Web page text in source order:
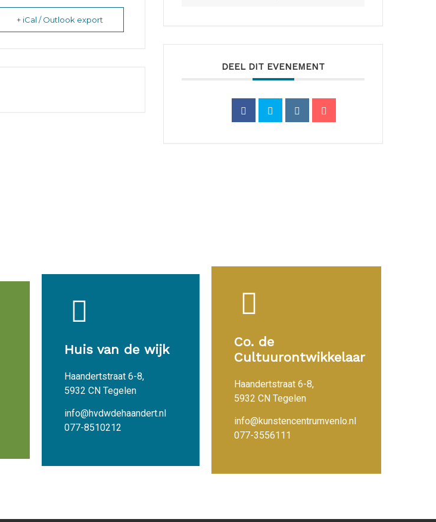
+ iCal / Outlook export
DEEL DIT EVENEMENT
Huis van de wijk
Haandertstraat 6-8,
5932 CN Tegelen
info@hvdwdehaandert.nl
077-8510212
Co. de
Cultuurontwikkelaar
Haandertstraat 6-8,
5932 CN Tegelen
info@kunstencentrumvenlo.nl
077-3556111